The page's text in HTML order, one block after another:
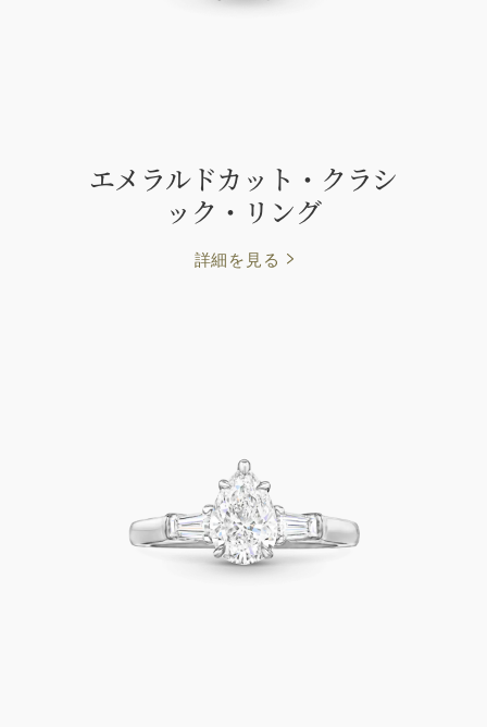
エメラルドカット・クラシ
ック・リング
詳細を見る